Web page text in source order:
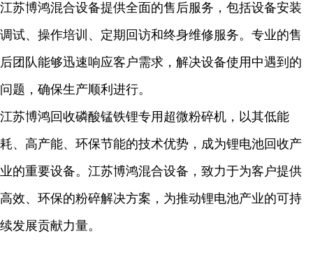
江苏博鸿混合设备提供全面的售后服务，包括设备安装
调试、操作培训、定期回访和终身维修服务。专业的售
后团队能够迅速响应客户需求，解决设备使用中遇到的
问题，确保生产顺利进行。
江苏博鸿回收磷酸锰铁锂专用超微粉碎机，以其低能
耗、高产能、环保节能的技术优势，成为锂电池回收产
业的重要设备。江苏博鸿混合设备，致力于为客户提供
高效、环保的粉碎解决方案，为推动锂电池产业的可持
续发展贡献力量。